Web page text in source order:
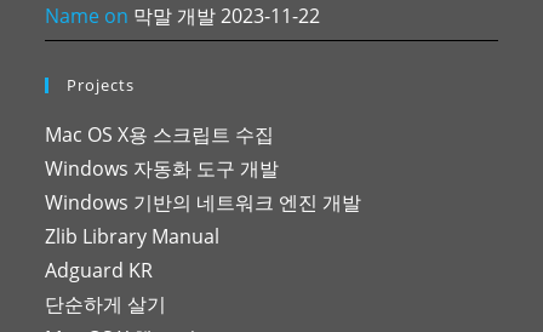
Name on 막말 개발 2023-11-22
Projects
Mac OS X용 스크립트 수집
Windows 자동화 도구 개발
Windows 기반의 네트워크 엔진 개발
Zlib Library Manual
Adguard KR
단순하게 살기